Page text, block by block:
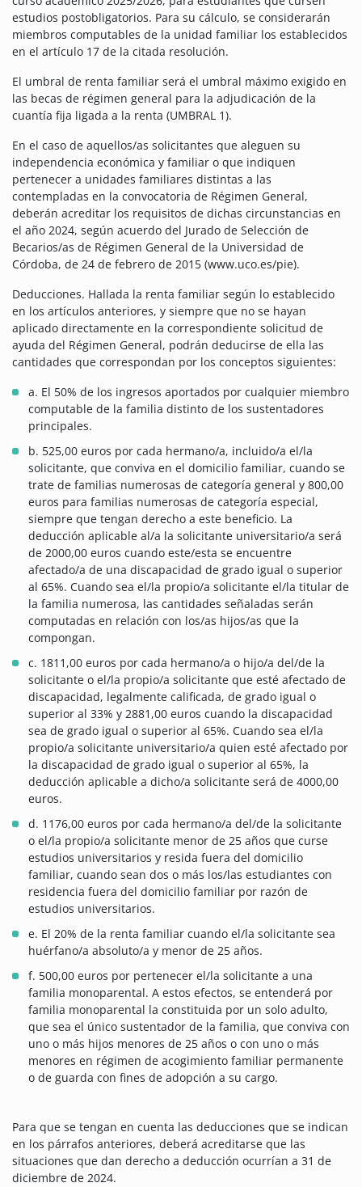
estudios postobligatorios. Para su cálculo, se considerarán
miembros computables de la unidad familiar los establecidos
en el artículo 17 de la citada resolución.
El umbral de renta familiar será el umbral máximo exigido en
las becas de régimen general para la adjudicación de la
cuantía fija ligada a la renta (UMBRAL 1).
En el caso de aquellos/as solicitantes que aleguen su
independencia económica y familiar o que indiquen
pertenecer a unidades familiares distintas a las
contempladas en la convocatoria de Régimen General,
deberán acreditar los requisitos de dichas circunstancias en
el año 2024, según acuerdo del Jurado de Selección de
Becarios/as de Régimen General de la Universidad de
Córdoba, de 24 de febrero de 2015 (www.uco.es/pie).
Deducciones. Hallada la renta familiar según lo establecido
en los artículos anteriores, y siempre que no se hayan
aplicado directamente en la correspondiente solicitud de
ayuda del Régimen General, podrán deducirse de ella las
cantidades que correspondan por los conceptos siguientes:
a. El 50% de los ingresos aportados por cualquier miembro
computable de la familia distinto de los sustentadores
principales.
b. 525,00 euros por cada hermano/a, incluido/a el/la
solicitante, que conviva en el domicilio familiar, cuando se
trate de familias numerosas de categoría general y 800,00
euros para familias numerosas de categoría especial,
siempre que tengan derecho a este beneficio. La
deducción aplicable al/a la solicitante universitario/a será
de 2000,00 euros cuando este/esta se encuentre
afectado/a de una discapacidad de grado igual o superior
al 65%. Cuando sea el/la propio/a solicitante el/la titular de
la familia numerosa, las cantidades señaladas serán
computadas en relación con los/as hijos/as que la
compongan.
c. 1811,00 euros por cada hermano/a o hijo/a del/de la
solicitante o el/la propio/a solicitante que esté afectado de
discapacidad, legalmente calificada, de grado igual o
superior al 33% y 2881,00 euros cuando la discapacidad
sea de grado igual o superior al 65%. Cuando sea el/la
propio/a solicitante universitario/a quien esté afectado por
la discapacidad de grado igual o superior al 65%, la
deducción aplicable a dicho/a solicitante será de 4000,00
euros.
d. 1176,00 euros por cada hermano/a del/de la solicitante
o el/la propio/a solicitante menor de 25 años que curse
estudios universitarios y resida fuera del domicilio
familiar, cuando sean dos o más los/las estudiantes con
residencia fuera del domicilio familiar por razón de
estudios universitarios.
e. El 20% de la renta familiar cuando el/la solicitante sea
huérfano/a absoluto/a y menor de 25 años.
f. 500,00 euros por pertenecer el/la solicitante a una
familia monoparental. A estos efectos, se entenderá por
familia monoparental la constituida por un solo adulto,
que sea el único sustentador de la familia, que conviva con
uno o más hijos menores de 25 años o con uno o más
menores en régimen de acogimiento familiar permanente
o de guarda con fines de adopción a su cargo.
Para que se tengan en cuenta las deducciones que se indican
en los párrafos anteriores, deberá acreditarse que las
situaciones que dan derecho a deducción ocurrían a 31 de
diciembre de 2024.